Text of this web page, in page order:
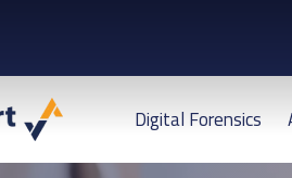
Digital Forensics